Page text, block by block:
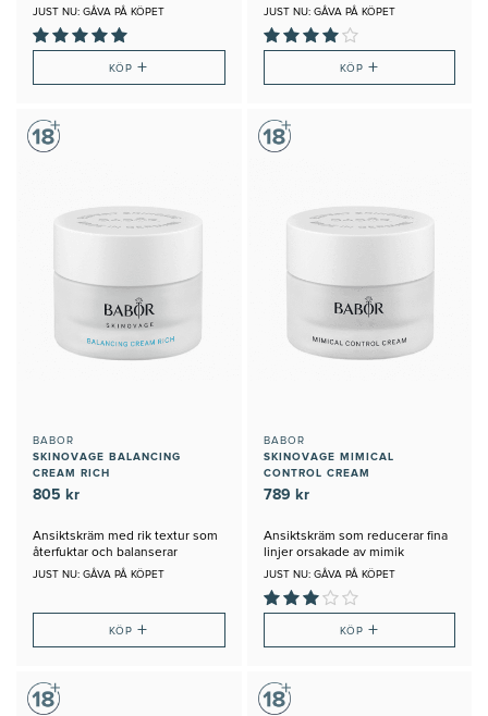
JUST NU: GÅVA PÅ KÖPET
KÖP+
JUST NU: GÅVA PÅ KÖPET
KÖP +
BABOR
SKINOVAGE BALANCING
CREAM RICH
805 kr
Ansiktskräm med rik textur som
återfuktar och balanserar
JUST NU: GÅVA PÅ KÖPET
KÖP+
BABOR
SKINOVAGE MIMICAL
CONTROL CREAM
789 kr
Ansiktskräm som reducerar fina
linjer orsakade av mimik
JUST NU: GÅVA PÅ KÖPET
KÖP +